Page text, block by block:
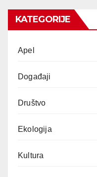
KATEGORIJE
Apel
Događaji
Društvo
Ekologija
Kultura